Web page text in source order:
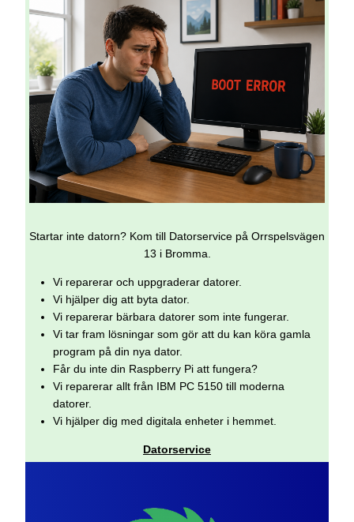
Startar inte datorn? Kom till Datorservice på Orrspelsvägen
13 i Bromma.
Vi reparerar och uppgraderar datorer.
Vi hjälper dig att byta dator.
Vi reparerar bärbara datorer som inte fungerar.
Vi tar fram lösningar som gör att du kan köra gamla
program på din nya dator.
Får du inte din Raspberry Pi att fungera?
Vi reparerar allt från IBM PC 5150 till moderna
datorer.
Vi hjälper dig med digitala enheter i hemmet.
Datorservice